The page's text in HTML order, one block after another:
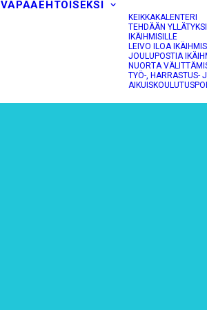
VAPAAEHTOISEKSI
KEIKKAKALENTERI
TEHDÄÄN
IKÄIHMISILLE
LEIVO ILOA
JOULUPOSTIA
NUORTA
TYÖ-, HARRASTUS-